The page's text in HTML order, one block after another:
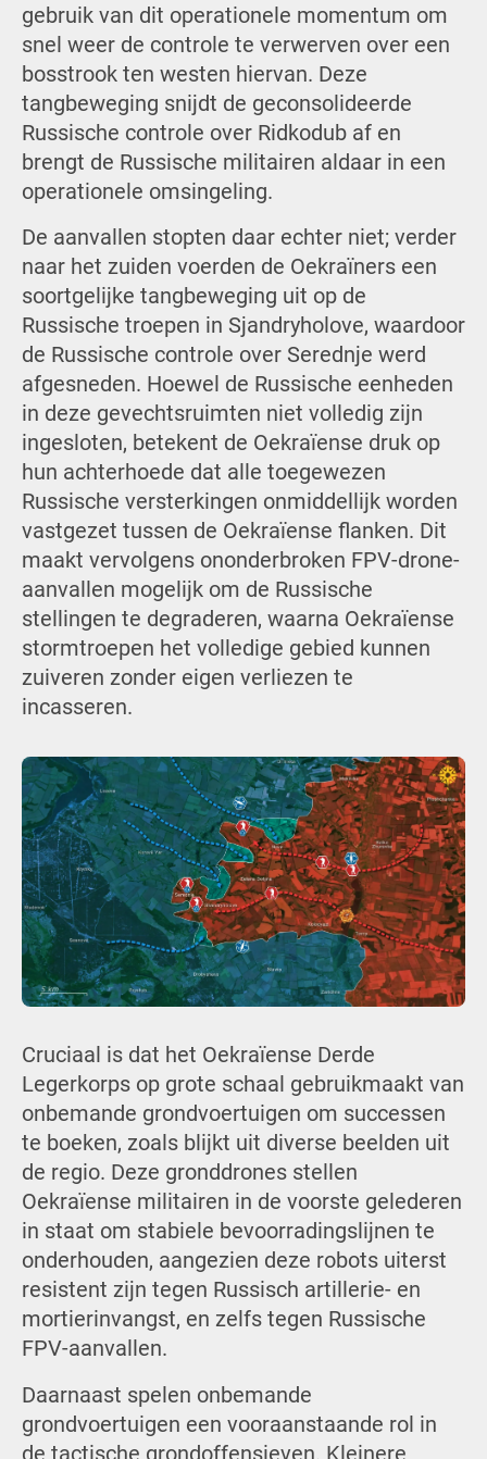
gebruik van dit operationele momentum om
snel weer de controle te verwerven over een
bosstrook ten westen hiervan. Deze
tangbeweging snijdt de geconsolideerde
Russische controle over Ridkodub af en
brengt de Russische militairen aldaar in een
operationele omsingeling.
De aanvallen stopten daar echter niet; verder
naar het zuiden voerden de Oekraïners een
soortgelijke tangbeweging uit op de
Russische troepen in Sjandryholove, waardoor
de Russische controle over Serednje werd
afgesneden. Hoewel de Russische eenheden
in deze gevechtsruimten niet volledig zijn
ingesloten, betekent de Oekraïense druk op
hun achterhoede dat alle toegewezen
Russische versterkingen onmiddellijk worden
vastgezet tussen de Oekraïense flanken. Dit
maakt vervolgens ononderbroken FPV-drone-
aanvallen mogelijk om de Russische
stellingen te degraderen, waarna Oekraïense
stormtroepen het volledige gebied kunnen
zuiveren zonder eigen verliezen te
incasseren.
Cruciaal is dat het Oekraïense Derde
Legerkorps op grote schaal gebruikmaakt van
onbemande grondvoertuigen om successen
te boeken, zoals blijkt uit diverse beelden uit
de regio. Deze gronddrones stellen
Oekraïense militairen in de voorste gelederen
in staat om stabiele bevoorradingslijnen te
onderhouden, aangezien deze robots uiterst
resistent zijn tegen Russisch artillerie- en
mortierinvangst, en zelfs tegen Russische
FPV-aanvallen.
Daarnaast spelen onbemande
grondvoertuigen een vooraanstaande rol in
de tactische grondoffensieven. Kleinere